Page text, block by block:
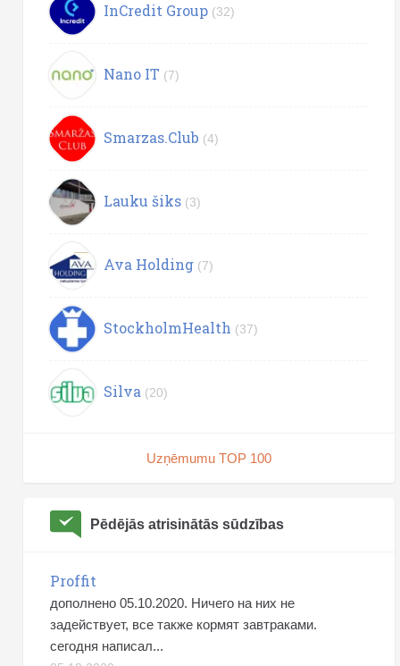
InCredit Group (32)
Nano IT (7)
Smarzas.Club (4)
Lauku šiks (3)
Ava Holding (7)
StockholmHealth (37)
Silva (20)
Uzņēmumu TOP 100
Pēdējās atrisinātās sūdzības
Proffit
дополнено 05.10.2020. Ничего на них не
задействует, все также кормят завтраками.
сегодня написал...